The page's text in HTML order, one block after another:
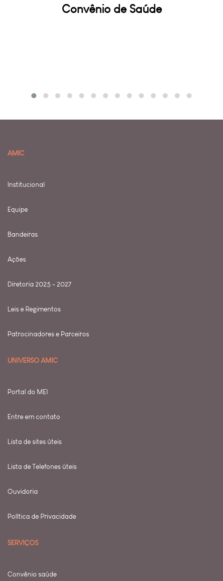
Convênio de Saúde
AMIC
Institucional
Equipe
Bandeiras
Ações
Diretoria 2025 - 2027
Leis e Regimentos
Patrocinadores e Parceiros
UNIVERSO AMIC
Portal do MEI
Entre em contato
Lista de sites úteis
Lista de Telefones úteis
Ouvidoria
Política de Privacidade
SERVIÇOS
Convênio saúde